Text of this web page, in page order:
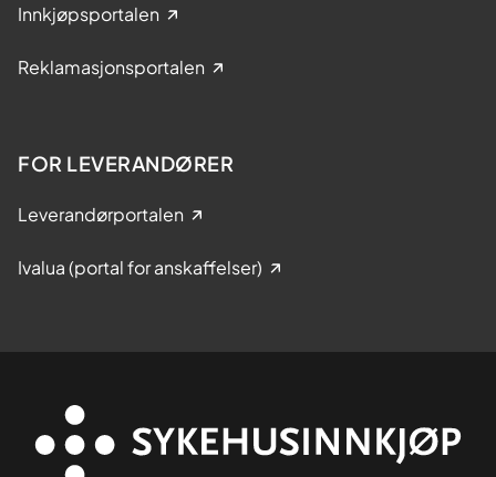
Innkjøpsportalen
Reklamasjonsportalen
FOR LEVERANDØRER
Leverandørportalen
Ivalua (portal for anskaffelser)